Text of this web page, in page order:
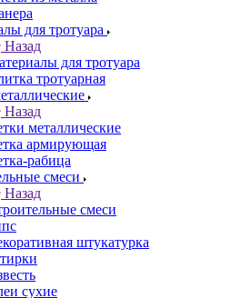
для тротуара
Назад
для тротуара
тротуарная
Назад
металлические
армирующая
рабица
смеси
Назад
смеси
штукатурка
сухие